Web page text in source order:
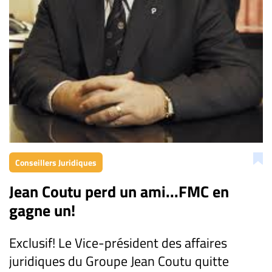
CARRIÈRE
ET
EMPLOIS
AVOCATS
ET
JURISTES
Offres
d'emploi
Formation
Continue
Métiers
CABINETS
ET
Conseillers Juridiques
Jean Coutu perd un ami...FMC en
gagne un!
Exclusif! Le Vice-président des affaires
juridiques du Groupe Jean Coutu quitte